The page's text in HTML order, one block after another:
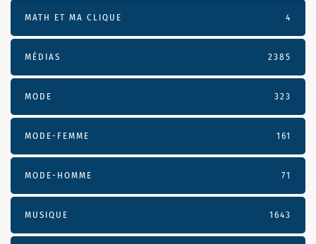
MATH ET MA CLIQUE 4
MÉDIAS 2385
MODE 323
MODE-FEMME 161
MODE-HOMME 71
MUSIQUE 1643